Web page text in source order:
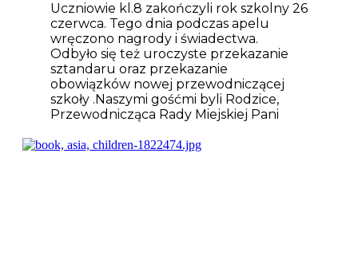
Uczniowie kl.8 zakończyli rok szkolny 26
czerwca. Tego dnia podczas apelu
wręczono nagrody i świadectwa.
Odbyło się też uroczyste przekazanie
sztandaru oraz przekazanie
obowiązków nowej przewodniczącej
szkoły .Naszymi gośćmi byli Rodzice,
Przewodnicząca Rady Miejskiej Pani